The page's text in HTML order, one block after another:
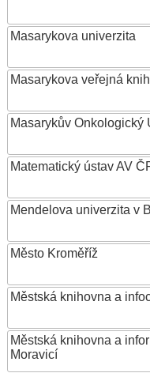
Masarykova univerzita
Masarykova veřejná
Masarykův Onkologický
Matematický ústav AV
Mendelova univerzita v
Město Kroměříž
Městská knihovna a
Městská knihovna a
Moravicí